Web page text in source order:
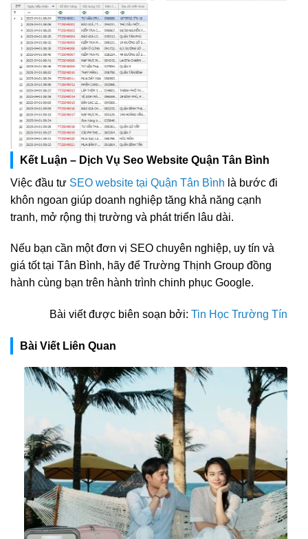
Kết Luận – Dịch Vụ Seo Website Quận Tân Bình
Việc đầu tư SEO website tại Quận Tân Bình là bước đi
khôn ngoan giúp doanh nghiệp tăng khả năng cạnh
tranh, mở rộng thị trường và phát triển lâu dài.
Nếu bạn cần một đơn vị SEO chuyên nghiệp, uy tín và
giá tốt tại Tân Bình, hãy để Trường Thịnh Group đồng
hành cùng bạn trên hành trình chinh phục Google.
Bài viết được biên soạn bởi: Tin Học Trường Tín
Bài Viết Liên Quan